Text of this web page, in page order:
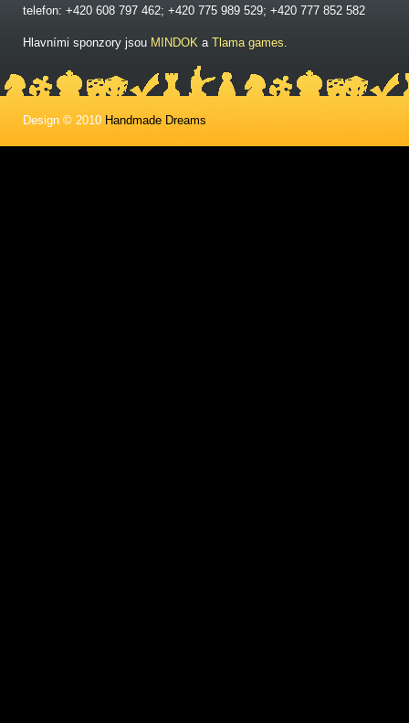
telefon: +420 608 797 462; +420 775 989 529; +420 777 852 582
Hlavními sponzory jsou MINDOK a Tlama games.
Design © 2010 Handmade Dreams